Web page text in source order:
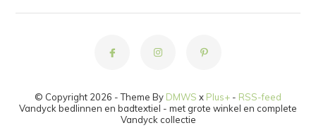
© Copyright 2026 - Theme By DMWS x Plus+ - RSS-feed
Vandyck bedlinnen en badtextiel - met grote winkel en complete
Vandyck collectie